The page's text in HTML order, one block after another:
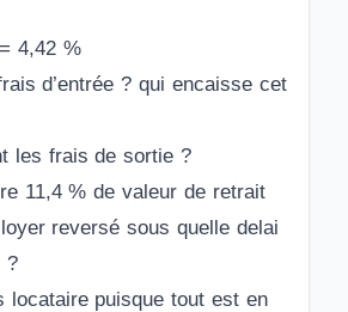
4,42 %
d’entrée ? qui encaisse cet
les frais de sortie ?
11,4 % de valeur de retrait
reversé sous quelle delai
?
locataire puisque tout est en